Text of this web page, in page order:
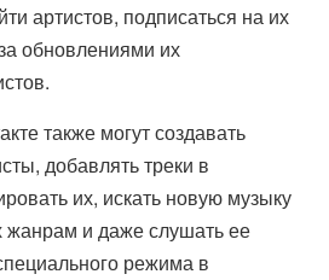
артистов, подписаться на их
обновлениями их
также могут создавать
добавлять треки в
их, искать новую музыку
и даже слушать ее
режима в